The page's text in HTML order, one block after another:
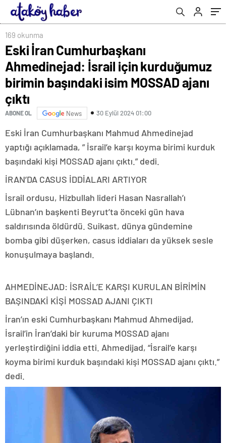
MOSSAD ajanı çıktı
169 okunma
Eski İran Cumhurbaşkanı
Ahmedinejad: İsrail için kurduğumuz
birimin başındaki isim MOSSAD ajanı
çıktı
ABONE OL News 30 Eylül 2024 01:00
Eski İran Cumhurbaşkanı Mahmud Ahmedinejad
yaptığı açıklamada, ” İsrail’e karşı koyma birimi kurduk
başındaki kişi MOSSAD ajanı çıktı.” dedi.
İRAN’DA CASUS İDDİALARI ARTIYOR
İsrail ordusu, Hizbullah lideri Hasan Nasrallah’ı
Lübnan’ın başkenti Beyrut’ta önceki gün hava
saldırısında öldürdü. Suikast, dünya gündemine
bomba gibi düşerken, casus iddiaları da yüksek sesle
konuşulmaya başlandı.
AHMEDİNEJAD: İSRAİL’E KARŞI KURULAN BİRİMİN
BAŞINDAKİ KİŞİ MOSSAD AJANI ÇIKTI
İran’ın eski Cumhurbaşkanı Mahmud Ahmedijad,
İsrail’in İran’daki bir kuruma MOSSAD ajanı
yerleştirdiğini iddia etti. Ahmedijad, “İsrail’e karşı
koyma birimi kurduk başındaki kişi MOSSAD ajanı çıktı.”
dedi.